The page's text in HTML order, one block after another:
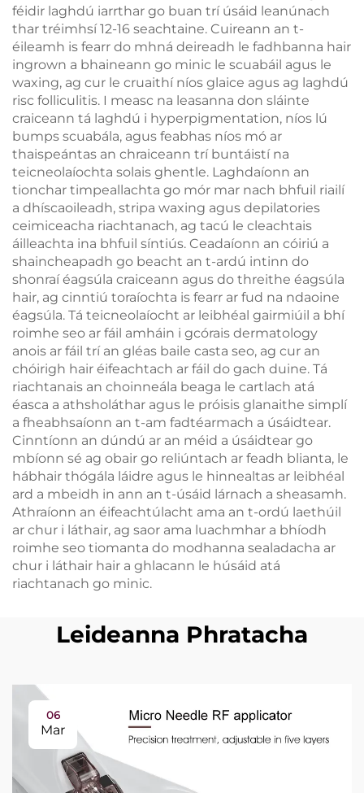
féidir laghdú iarrthar go buan trí úsáid leanúnach
thar tréimhsí 12-16 seachtaine. Cuireann an t-
éileamh is fearr do mhná deireadh le fadhbanna hair
ingrown a bhaineann go minic le scuabáil agus le
waxing, ag cur le cruaithí níos glaice agus ag laghdú
risc folliculitis. I measc na leasanna don sláinte
craiceann tá laghdú i hyperpigmentation, níos lú
bumps scuabála, agus feabhas níos mó ar
thaispeántas an chraiceann trí buntáistí na
teicneolaíochta solais ghentle. Laghdaíonn an
tionchar timpeallachta go mór mar nach bhfuil riailí
a dhíscaoileadh, stripa waxing agus depilatories
ceimiceacha riachtanach, ag tacú le cleachtais
áilleachta ina bhfuil síntiús. Ceadaíonn an cóiriú a
shaincheapadh go beacht an t-ardú intinn do
shonraí éagsúla craiceann agus do threithe éagsúla
hair, ag cinntiú toraíochta is fearr ar fud na ndaoine
éagsúla. Tá teicneolaíocht ar leibhéal gairmiúil a bhí
roimhe seo ar fáil amháin i gcórais dermatology
anois ar fáil trí an gléas baile casta seo, ag cur an
chóirigh hair éifeachtach ar fáil do gach duine. Tá
riachtanais an choinneála beaga le cartlach atá
éasca a athsholáthar agus le próisis glanaithe simplí
a fheabhsaíonn an t-am fadtéarmach a úsáidtear.
Cinntíonn an dúndú ar an méid a úsáidtear go
mbíonn sé ag obair go reliúntach ar feadh blianta, le
hábhair thógála láidre agus le hinnealtas ar leibhéal
ard a mbeidh in ann an t-úsáid lárnach a sheasamh.
Athraíonn an éifeachtúlacht ama an t-ordú laethúil
ar chur i láthair, ag saor ama luachmhar a bhíodh
roimhe seo tiomanta do modhanna sealadacha ar
chur i láthair hair a ghlacann le húsáid atá
riachtanach go minic.
Leideanna Phratacha
06
Mar